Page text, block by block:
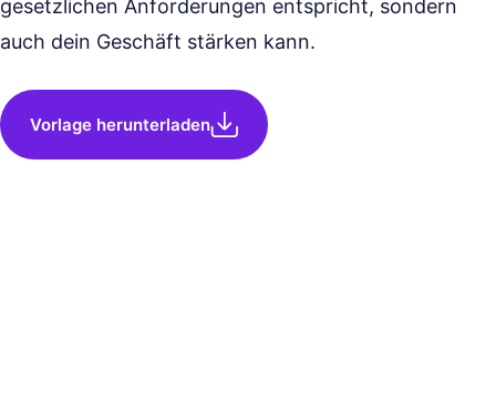
gesetzlichen Anforderungen entspricht, sondern
auch dein Geschäft stärken kann.
Vorlage herunterladen